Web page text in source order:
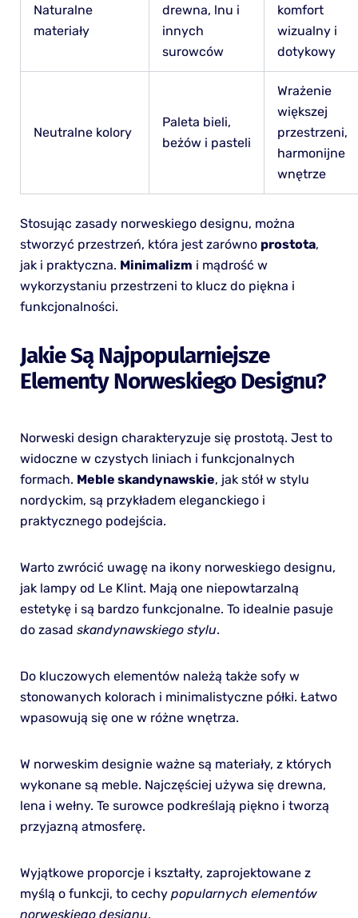
Naturalne
materiały
drewna, lnu i
innych
surowców
komfort
wizualny i
dotykowy
Neutralne kolory
Paleta bieli,
beżów i pasteli
Wrażenie
większej
przestrzeni,
harmonijne
wnętrze
Stosując zasady norweskiego designu, można
stworzyć przestrzeń, która jest zarówno prostota,
jak i praktyczna. Minimalizm i mądrość w
wykorzystaniu przestrzeni to klucz do piękna i
funkcjonalności.
Jakie Są Najpopularniejsze
Elementy Norweskiego Designu?
Norweski design charakteryzuje się prostotą. Jest to
widoczne w czystych liniach i funkcjonalnych
formach. Meble skandynawskie, jak stół w stylu
nordyckim, są przykładem eleganckiego i
praktycznego podejścia.
Warto zwrócić uwagę na ikony norweskiego designu,
jak lampy od Le Klint. Mają one niepowtarzalną
estetykę i są bardzo funkcjonalne. To idealnie pasuje
do zasad skandynawskiego stylu.
Do kluczowych elementów należą także sofy w
stonowanych kolorach i minimalistyczne półki. Łatwo
wpasowują się one w różne wnętrza.
W norweskim designie ważne są materiały, z których
wykonane są meble. Najczęściej używa się drewna,
lena i wełny. Te surowce podkreślają piękno i tworzą
przyjazną atmosferę.
Wyjątkowe proporcje i kształty, zaprojektowane z
myślą o funkcji, to cechy popularnych elementów
norweskiego designu.